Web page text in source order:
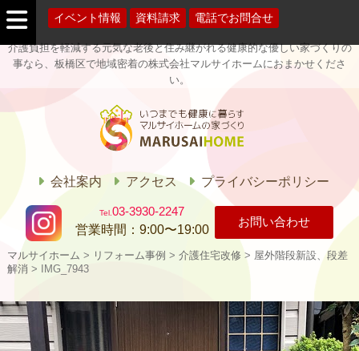
介護負担を軽減する元気な老後と住み継がれる健康的な優しい家づくりの
事なら、板橋区で地域密着の株式会社マルサイホームにおまかせくださ
い。
マルサイホー
会社案内 アクセス プライバシーポリシー
03-3930-2247
営業時間： 9:00〜19:00
お問い合わせ
イベント情報 資料請求 電話でお問合せ
マルサイホーム > リフォーム事例 > 介護住宅改修 > 屋外階段新設、段差
解消 > IMG_7943